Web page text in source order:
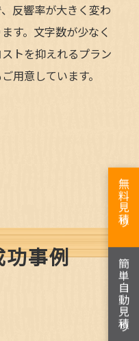
反響率が大きく変わ
ます。文字数が少なく
ストを抑えれるプラン
用意しています。
功事例
無料見積り
簡単自動見積り